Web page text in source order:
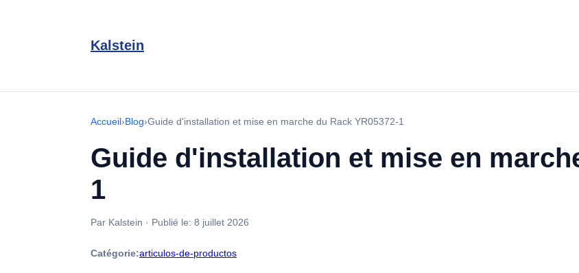
Kalstein
Accueil›Blog›Guide d'installation et mise en marche du Rack YR05372-1
Guide d'installation et mise en
1
Par Kalstein · Publié le: 8 juillet 2026
Catégorie:articulos-de-productos